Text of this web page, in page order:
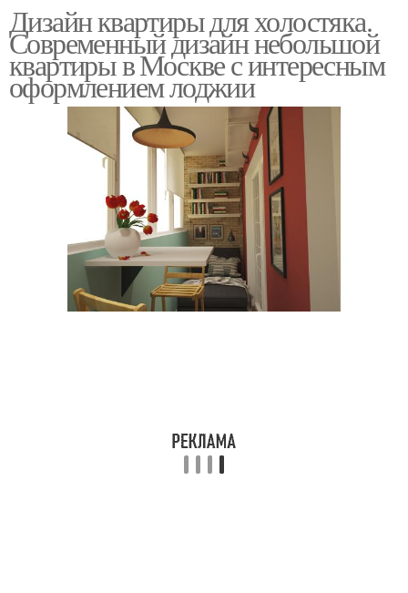
Дизайн квартиры для холостяка.
Современный дизайн небольшой
квартиры в Москве с интересным
оформлением лоджии